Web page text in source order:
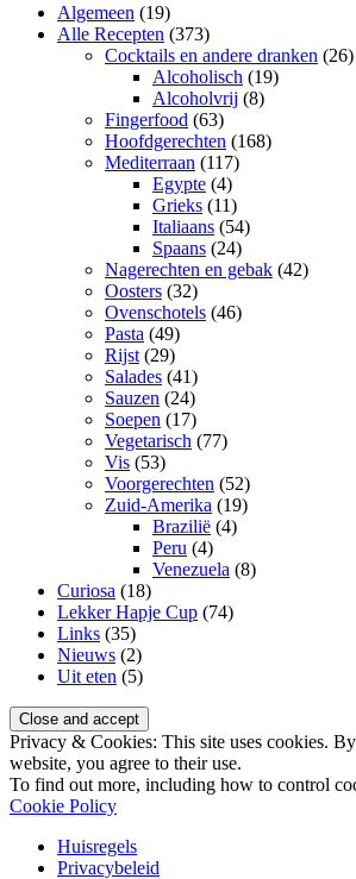
Algemeen (19)
Alle Recepten (373)
Cocktails en andere dranken (26)
Alcoholisch (19)
Alcoholvrij (8)
Fingerfood (63)
Hoofdgerechten (168)
Mediterraan (117)
Egypte (4)
Grieks (11)
Italiaans (54)
Spaans (24)
Nagerechten en gebak (42)
Oosters (32)
Ovenschotels (46)
Pasta (49)
Rijst (29)
Salades (41)
Sauzen (24)
Soepen (17)
Vegetarisch (77)
Vis (53)
Voorgerechten (52)
Zuid-Amerika (19)
Brazilië (4)
Peru (4)
Venezuela (8)
Curiosa (18)
Lekker Hapje Cup (74)
Links (35)
Nieuws (2)
Uit eten (5)
Privacy & Cookies: This site uses cookies.
website, you agree to their use.
To find out more, including how to control
Cookie Policy
Huisregels
Privacybeleid